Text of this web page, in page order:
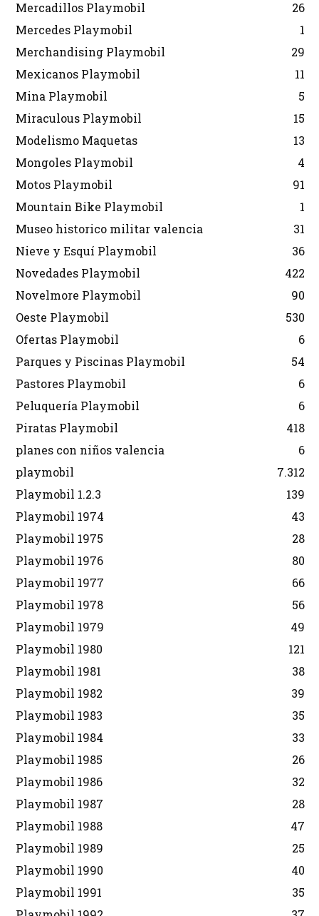
Mercadillos Playmobil
26
Mercedes Playmobil
1
Merchandising Playmobil
29
Mexicanos Playmobil
11
Mina Playmobil
5
Miraculous Playmobil
15
Modelismo Maquetas
13
Mongoles Playmobil
4
Motos Playmobil
91
Mountain Bike Playmobil
1
Museo historico militar valencia
31
Nieve y Esquí Playmobil
36
Novedades Playmobil
422
Novelmore Playmobil
90
Oeste Playmobil
530
Ofertas Playmobil
6
Parques y Piscinas Playmobil
54
Pastores Playmobil
6
Peluquería Playmobil
6
Piratas Playmobil
418
planes con niños valencia
6
playmobil
7.312
Playmobil 1.2.3
139
Playmobil 1974
43
Playmobil 1975
28
Playmobil 1976
80
Playmobil 1977
66
Playmobil 1978
56
Playmobil 1979
49
Playmobil 1980
121
Playmobil 1981
38
Playmobil 1982
39
Playmobil 1983
35
Playmobil 1984
33
Playmobil 1985
26
Playmobil 1986
32
Playmobil 1987
28
Playmobil 1988
47
Playmobil 1989
25
Playmobil 1990
40
Playmobil 1991
35